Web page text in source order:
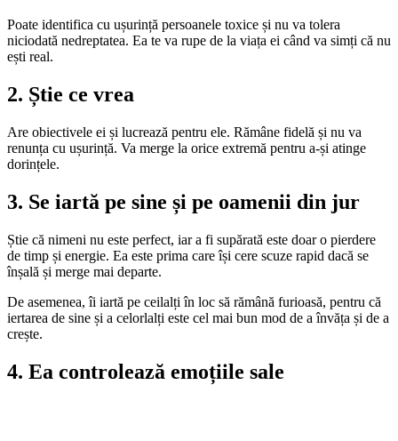
Poate identifica cu ușurință persoanele toxice și nu va tolera
niciodată nedreptatea. Ea te va rupe de la viața ei când va simți că nu
ești real.
2. Știe ce vrea
Are obiectivele ei și lucrează pentru ele. Rămâne fidelă și nu va
renunța cu ușurință. Va merge la orice extremă pentru a-și atinge
dorințele.
3. Se iartă pe sine și pe oamenii din jur
Știe că nimeni nu este perfect, iar a fi supărată este doar o pierdere
de timp și energie. Ea este prima care își cere scuze rapid dacă se
înșală și merge mai departe.
De asemenea, îi iartă pe ceilalți în loc să rămână furioasă, pentru că
iertarea de sine și a celorlalți este cel mai bun mod de a învăța și de a
crește.
4. Ea controlează emoțiile sale